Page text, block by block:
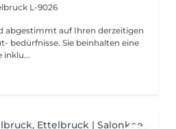
L-9026
abgestimmt auf Ihren derzeitigen
bedürfnisse. Sie beinhalten eine
inklu...